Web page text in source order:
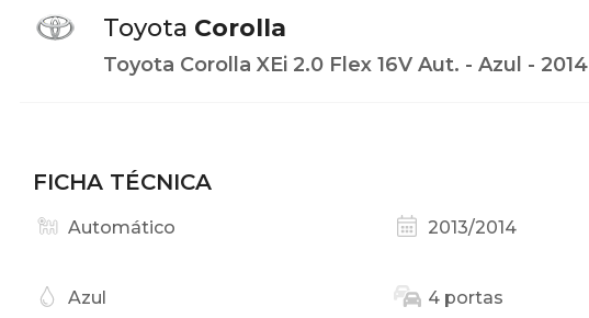
Toyota Corolla
Toyota Corolla XEi 2.0 Flex 16V Aut. - Azul - 2014
FICHA TÉCNICA
Automático 2013/2014
Azul 4 portas